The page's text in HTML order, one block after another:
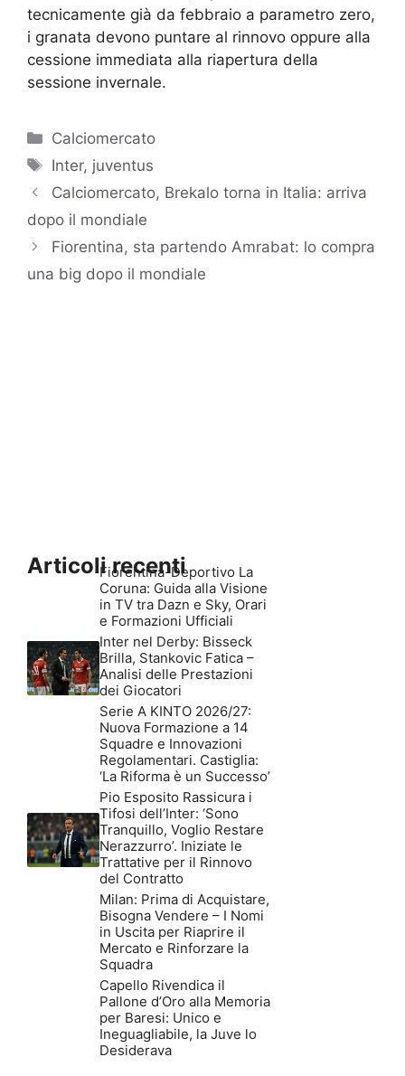
tecnicamente già da febbraio a parametro zero,
i granata devono puntare al rinnovo oppure alla
cessione immediata alla riapertura della
sessione invernale.
Categorie
Calciomercato
Tag
Inter, juventus
Calciomercato, Brekalo torna in Italia: arriva
dopo il mondiale
Fiorentina, sta partendo Amrabat: lo compra
una big dopo il mondiale
Articoli recenti
Fiorentina-Deportivo La
Coruna: Guida alla Visione
in TV tra Dazn e Sky, Orari
e Formazioni Ufficiali
Inter nel Derby: Bisseck
Brilla, Stankovic Fatica –
Analisi delle Prestazioni
dei Giocatori
Serie A KINTO 2026/27:
Nuova Formazione a 14
Squadre e Innovazioni
Regolamentari. Castiglia:
‘La Riforma è un Successo’
Pio Esposito Rassicura i
Tifosi dell’Inter: ‘Sono
Tranquillo, Voglio Restare
Nerazzurro’. Iniziate le
Trattative per il Rinnovo
del Contratto
Milan: Prima di Acquistare,
Bisogna Vendere – I Nomi
in Uscita per Riaprire il
Mercato e Rinforzare la
Squadra
Capello Rivendica il
Pallone d’Oro alla Memoria
per Baresi: Unico e
Ineguagliabile, la Juve lo
Desiderava